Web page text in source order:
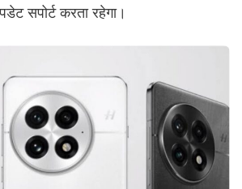
सपोर्ट करता रहेगा।